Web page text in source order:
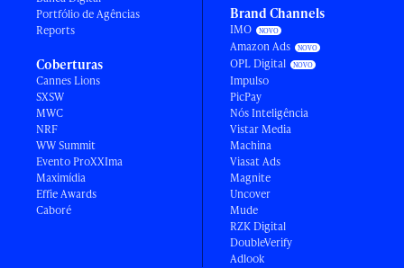
Portfólio de Agências
Reports
Coberturas
Cannes Lions
SXSW
MWC
NRF
WW Summit
Evento ProXXIma
Maximídia
Effie Awards
Caboré
Brand Channels
IMO
Amazon Ads
OPL Digital
Impulso
PicPay
Nós Inteligência
Vistar Media
Machina
Viasat Ads
Magnite
Uncover
Mude
RZK Digital
DoubleVerify
Adlook